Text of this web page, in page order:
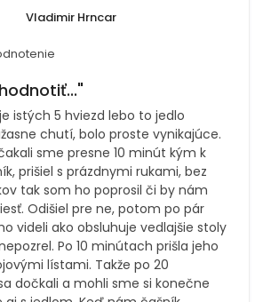
Vladimir Hrncar
istých 5 hviezd lebo to jedlo
chutí, bolo proste vynikajúce.
sme presne 10 minút kým k
prišiel s prázdnymi rukami, bez
tak som ho poprosil či by nám
Odišiel pre ne, potom po pár
videli ako obsluhuje vedlajšie stoly
Po 10 minútach prišla jeho
lístami. Takže po 20
dočkali a mohli sme si konečne